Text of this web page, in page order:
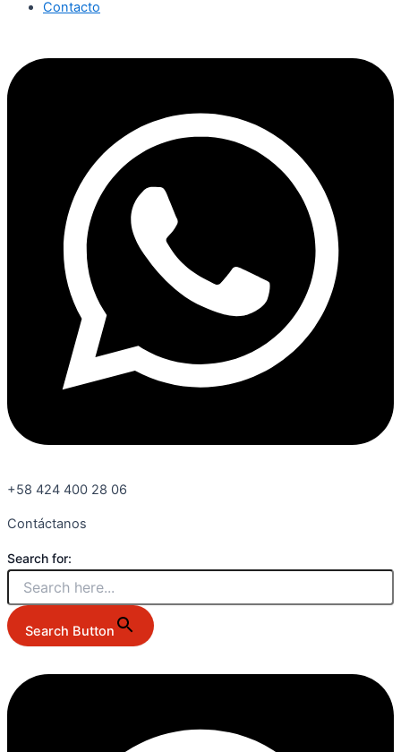
Contacto
+58 424 400 28 06
Contáctanos
Search for:
Search Button